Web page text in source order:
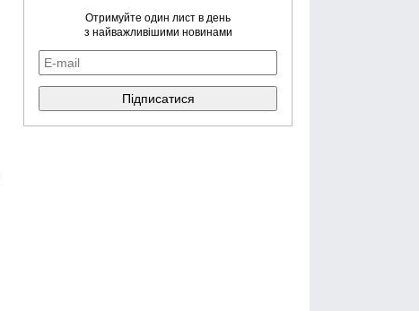
Отримуйте один лист в день
з найважливішими новинами